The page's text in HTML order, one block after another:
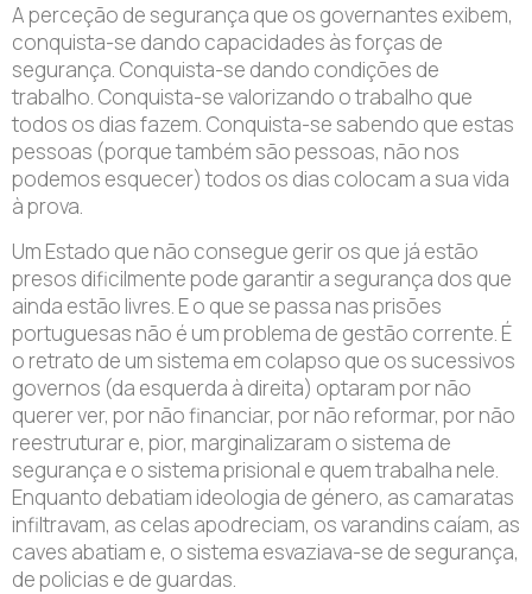
A perceção de segurança que os governantes exibem,
conquista-se dando capacidades às forças de
segurança. Conquista-se dando condições de
trabalho. Conquista-se valorizando o trabalho que
todos os dias fazem. Conquista-se sabendo que estas
pessoas (porque também são pessoas, não nos
podemos esquecer) todos os dias colocam a sua vida
à prova.
Um Estado que não consegue gerir os que já estão
presos dificilmente pode garantir a segurança dos que
ainda estão livres. E o que se passa nas prisões
portuguesas não é um problema de gestão corrente. É
o retrato de um sistema em colapso que os sucessivos
governos (da esquerda à direita) optaram por não
querer ver, por não financiar, por não reformar, por não
reestruturar e, pior, marginalizaram o sistema de
segurança e o sistema prisional e quem trabalha nele.
Enquanto debatiam ideologia de género, as camaratas
infiltravam, as celas apodreciam, os varandins caíam, as
caves abatiam e, o sistema esvaziava-se de segurança,
de policias e de guardas.